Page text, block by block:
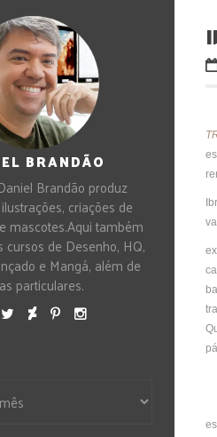
BRANDÃO
Brandão produz
criações de
mascotes.Aqui também
cursos de Desenho, HQ,
e Mangá, além de
particulares.